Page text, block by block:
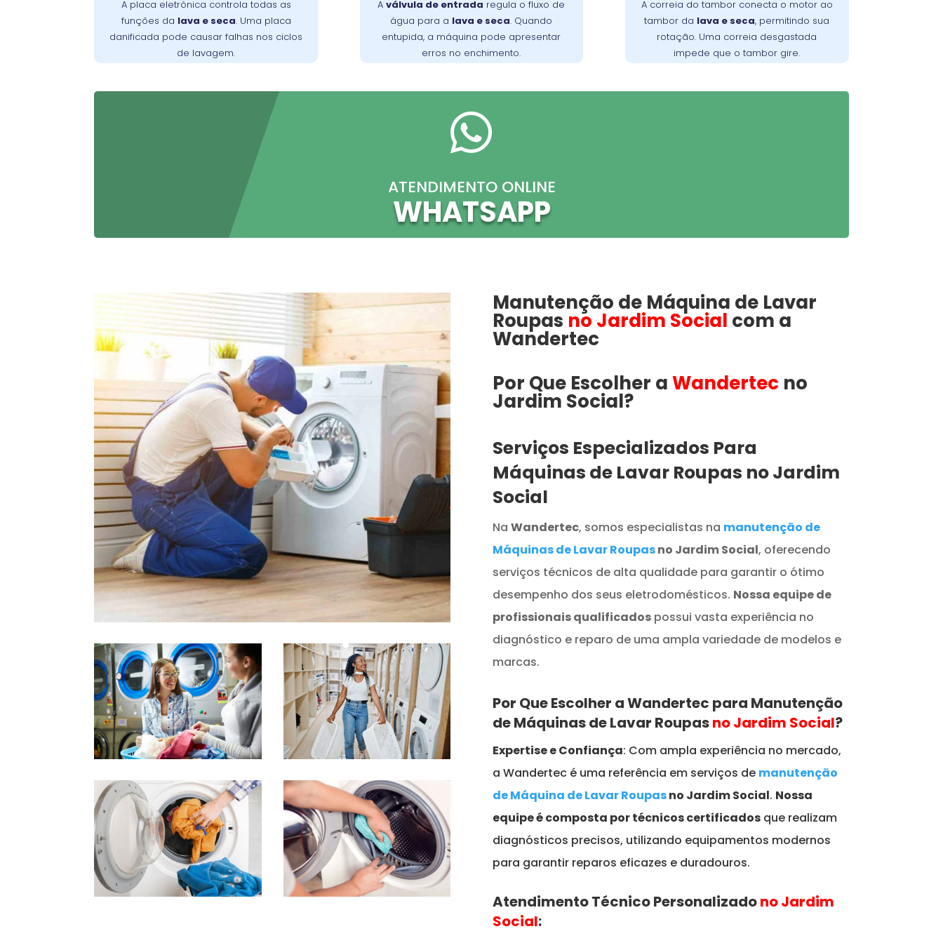
A placa eletrônica controla todas as
funções da lava e seca. Uma placa
danificada pode causar falhas nos ciclos
de lavagem.
substituição da placa deve ser feita por
um técnico especializado para garantir o
retorno ao funcionamento normal e
evitar danos adicionais.
Aválvula de entrada regula o fluxo de
água para a lava e seca. Quando
entupida, a máquina pode apresentar
erros no enchimento.
tambor
. Limpe a válvula regularmente
para evitar acúmulo de detritos e
mantenha o desempenho ideal da
máquina.
A correia do tambor conecta o motor ao
tambor da lava e seca, permitindo sua
rotação. Uma correia desgastada
impede que o tambor gire.
da máquina
. Verifique periodicamente e
consulte um técnico para a troca
adequada, garantindo maior
durabilidade do equipamento

ATENDIMENTO ONLINE
WHATSAPP
Manutenção de Máquina de Lavar
Roupas no Jardim Social com a
Wandertec
Por Que Escolher aWandertec no
Jardim Social​​​?
Serviços Especializados Para
Máquinas de Lavar Roupas no Jardim
Social
Na Wandertec, somos especialistas na manutenção de
Máquinas de Lavar Roupasno Jardim Social, oferecendo
serviços técnicos de alta qualidade para garantir o ótimo
desempenho dos seus eletrodomésticos. Nossa equipe de
profissionais qualificadospossui vasta experiência no
diagnóstico e reparo de uma ampla variedade de modelos e
marcas.
Por Que Escolher a Wandertec para Manutenção
de Máquinas de Lavar Roupasno Jardim Social?
Expertise e Confiança: Com ampla experiência no mercado,
a Wandertec é uma referência em serviços de manutenção
de Máquina de Lavar Roupasno Jardim Social. Nossa
equipe é composta por técnicos certificadosque realizam
diagnósticos precisos, utilizando equipamentos modernos
para garantir reparos eficazes e duradouros.
Atendimento Técnico Personalizadono Jardim
Social: